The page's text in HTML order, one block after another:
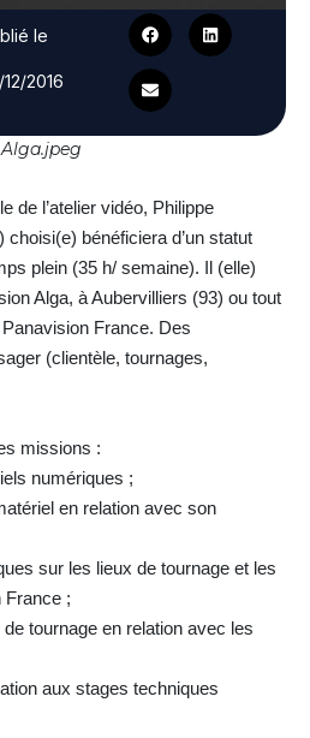
le
2016
Alga.jpeg
de l’atelier vidéo, Philippe
bénéficiera d’un statut
plein (35 h/ semaine). Il (elle)
Alga, à Aubervilliers (93) ou tout
France. Des
(clientèle, tournages,
missions :
numériques ;
en relation avec son
sur les lieux de tournage et les
France ;
tournage en relation avec les
aux stages techniques